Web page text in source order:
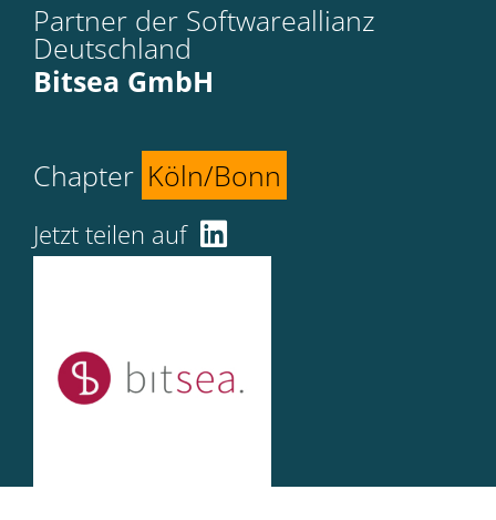
Partner der Softwareallianz
Deutschland
Bitsea GmbH
Chapter Köln/Bonn
Jetzt teilen auf